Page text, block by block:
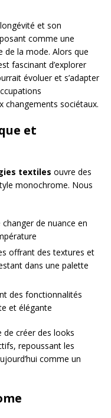
et son
comme une
de la mode. Alors que
fascinant d’explorer
évoluer et s’adapter
changements sociétaux.
et
textiles ouvre des
monochrome. Nous
de nuance en
offrant des textures et
dans une palette
des fonctionnalités
et élégante
créer des looks
repoussant les
comme un